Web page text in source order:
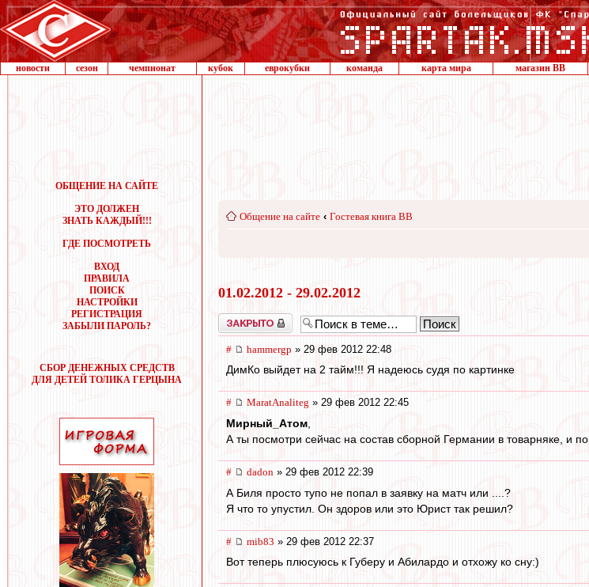
новости сезон чемпионат кубок еврокубки команда карта мира магазин ВВ
ОБЩЕНИЕ НА САЙТЕ
ЭТО ДОЛЖЕН
ЗНАТЬ КАЖДЫЙ!!!
ГДЕ ПОСМОТРЕТЬ
ВХОД
ПРАВИЛА
ПОИСК
НАСТРОЙКИ
РЕГИСТРАЦИЯ
ЗАБЫЛИ ПАРОЛЬ?
СБОР ДЕНЕЖНЫХ СРЕДСТВ
ДЛЯ ДЕТЕЙ ТОЛИКА ГЕРЦЫНА
Общение на сайте ‹ Гостевая книга ВВ
01.02.2012 - 29.02.2012
Закрыто
# hammergp » 29 фев 2012 22:48
ДимКо выйдет на 2 тайм!!! Я надеюсь судя по картинке
# MaratAnaliteg » 29 фев 2012 22:45
Мирный_Атом
А ты посмотри сейчас на состав сборной Германии в товарняке, и
# dadon » 29 фев 2012 22:39
А Биля просто тупо не попал в заявку на матч или ....?
Я что то упустил. Он здоров или это Юрист так решил?
# mib83 » 29 фев 2012 22:37
Вот теперь плюсуюсь к Губеру и Абилардо и отхожу ко сну:)